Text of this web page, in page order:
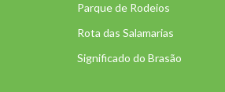
Parque de Rodeios
Rota das Salamarias
Significado do Brasão